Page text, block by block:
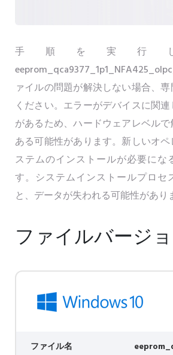
手順を実行
ァイルの問題が解決しない場合、
ください。エラーがデバイスに関
があるため、ハードウェアレベル
ある可能性があります。新しいオ
ステムのインストールが必要にな
す。システムインストールプロセ
と、データが失われる可能性があり
ファイルバージ
ファイル名